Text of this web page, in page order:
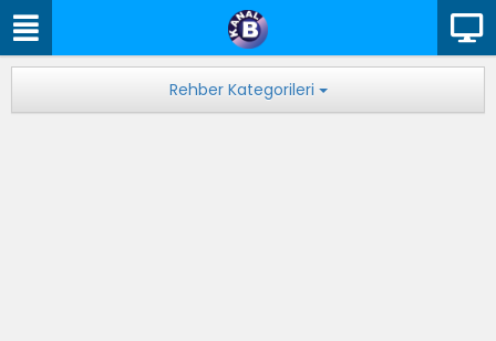
Rehber Kategorileri